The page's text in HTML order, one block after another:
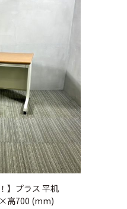
】プラス 平机
高700 (mm)